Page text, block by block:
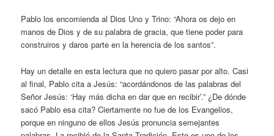
Pablo los encomienda al Dios Uno y Trino: “Ahora os dejo en
manos de Dios y de su palabra de gracia, que tiene poder para
construiros y daros parte en la herencia de los santos”.
Hay un detalle en esta lectura que no quiero pasar por alto. Casi
al final, Pablo cita a Jesús: “acordándonos de las palabras del
Señor Jesús: ‘Hay más dicha en dar que en recibir’.” ¿De dónde
sacó Pablo esa cita? Ciertamente no fue de los Evangelios,
porque en ninguno de ellos Jesús pronuncia semejantes